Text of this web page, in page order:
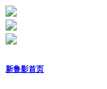
新鲁影首页